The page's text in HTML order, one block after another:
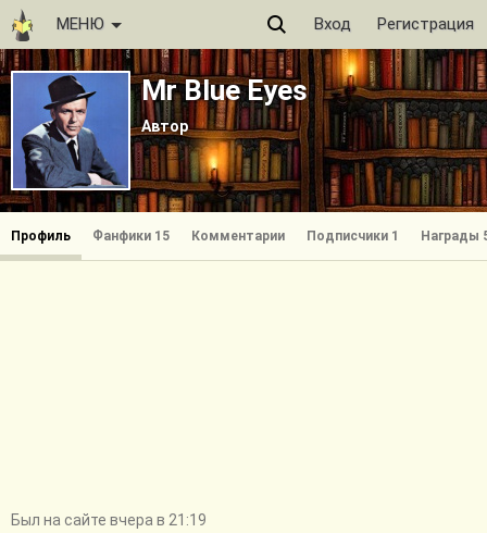
МЕНЮ Вход Регистрация
Mr Blue Eyes
Автор
Профиль Фанфики 15 Комментарии Подписчики 1 Награды
Был на сайте вчера в 21:19